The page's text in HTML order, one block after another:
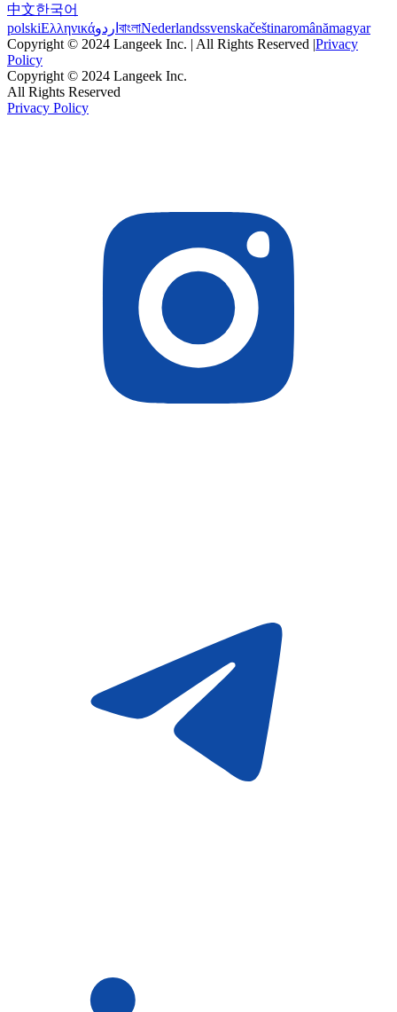
中文한국어
polskiΕλληνικάاردو বাংলাNederlandssvenskačeštinaromânămagyar
Copyright © 2024 Langeek Inc. | All Rights Reserved |Privacy
Policy
Copyright © 2024 Langeek Inc.
All Rights Reserved
Privacy Policy